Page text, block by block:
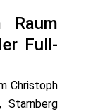
Raum
Full-
Christoph
Starnberg